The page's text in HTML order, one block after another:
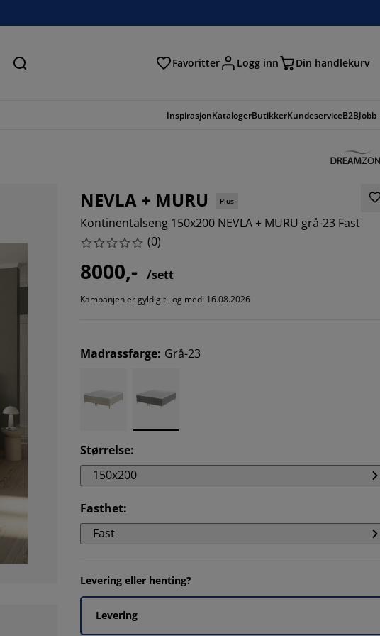
Søk Favoritter Logg inn Din handlekurv
InspirasjonKatalogerButikkerKundeserviceB2BJobb
NEVLA + MURU Plus
Kontinentalseng 150x200 NEVLA + MURU grå-23 Fast
(0)
8000,- /sett
Kampanjen er gyldig til og med: 16.08.2026
Madrassfarge: Grå-23
Størrelse:
150x200
Fasthet:
Fast
Levering eller henting?
Levering